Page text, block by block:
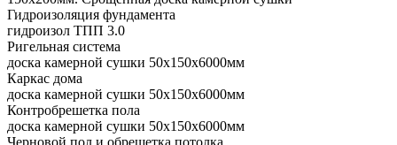
Гидроизоляция фундамента
гидроизол ТПП 3.0
Ригельная система
доска камерной сушки 50x150x6000мм
Каркас дома
доска камерной сушки 50x150x6000мм
Контробрешетка пола
доска камерной сушки 50x150x6000мм